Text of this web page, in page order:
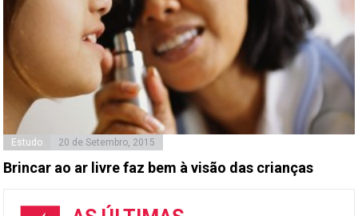
Estudo 20 de Setembro, 2015
Brincar ao ar livre faz bem à visão das crianças